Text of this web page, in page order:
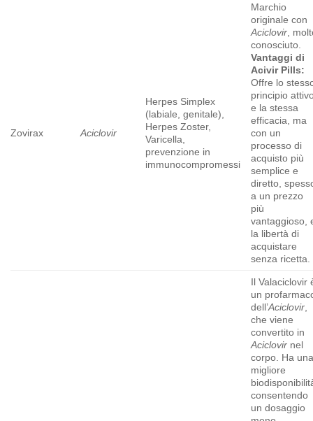
Zovirax Aciclovir
Herpes Simplex
(labiale, genitale),
Herpes Zoster,
Varicella,
prevenzione in
immunocompromessi
Marchio
originale con
Aciclovir ,
conosciuto.
Vantaggi di
Acivir Pills:
Offre lo
principio
e la stessa
efficacia, ma
con un
processo di
acquisto più
semplice e
diretto,
a un prezzo
più
vantaggioso,
la libertà di
acquistare
senza ricetta.
Il Valaciclovir
un
dell’Aciclovir
che viene
convertito in
Aciclovir nel
corpo. Ha
migliore
consentendo
un dosaggio